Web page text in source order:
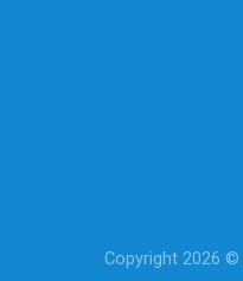
Copyright 2026 ©